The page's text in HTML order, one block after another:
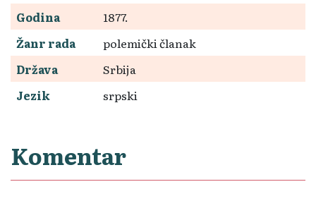
Godina
1877.
Žanr rada
polemički članak
Država
Srbija
Jezik
srpski
Komentar